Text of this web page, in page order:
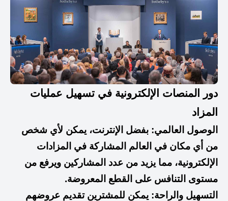
دور المنصات الإلكترونية في تسهيل عمليات
المزاد
الوصول العالمي: بفضل الإنترنت، يمكن لأي شخص
من أي مكان في العالم المشاركة في المزادات
الإلكترونية، مما يزيد من عدد المشاركين ويرفع من
مستوى التنافس على القطع المعروضة.
التسهيل والراحة: يمكن للمشترين تقديم عروضهم